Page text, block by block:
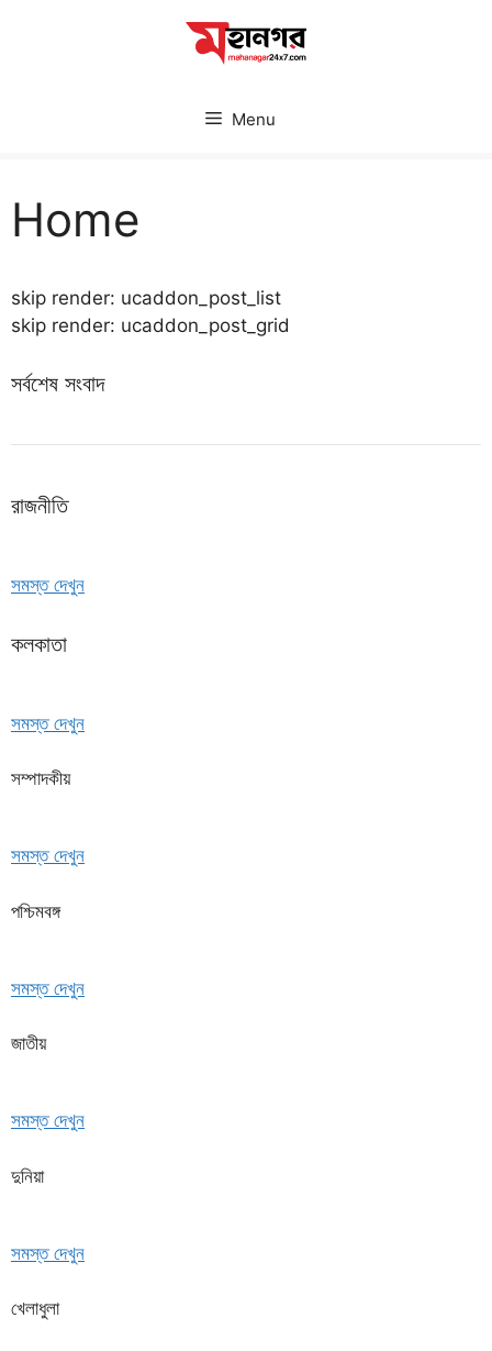
Menu
Home
skip render: ucaddon_post_list
skip render: ucaddon_post_grid
সর্বশেষ সংবাদ
রাজনীতি
সমস্ত দেখুন
কলকাতা
সমস্ত দেখুন
সম্পাদকীয়
সমস্ত দেখুন
পশ্চিমবঙ্গ
সমস্ত দেখুন
জাতীয়
সমস্ত দেখুন
দুনিয়া
সমস্ত দেখুন
খেলাধুলা